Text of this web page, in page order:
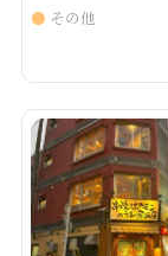
その他